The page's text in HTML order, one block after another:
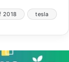
2018 tesla